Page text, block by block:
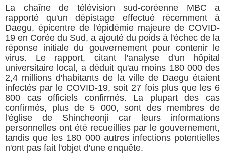
La chaîne de télévision sud-coréenne MBC a
rapporté qu'un dépistage effectué récemment à
Daegu, épicentre de l'épidémie majeure de COVID-
19 en Corée du Sud, a ajouté du poids à l'échec de la
réponse initiale du gouvernement pour contenir le
virus. Le rapport, citant l'analyse d'un hôpital
universitaire local, a déduit qu'au moins 180 000 des
2,4 millions d'habitants de la ville de Daegu étaient
infectés par le COVID-19, soit 27 fois plus que les 6
800 cas officiels confirmés. La plupart des cas
confirmés, plus de 5 000, sont des membres de
l'église de Shincheonji car leurs informations
personnelles ont été recueillies par le gouvernement,
tandis que les 180 000 autres infections potentielles
n'ont pas fait l'objet d'une enquête.